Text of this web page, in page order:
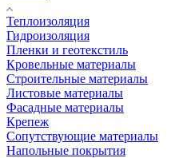
Теплоизоляция
Гидроизоляция
Пленки и геотекстиль
Кровельные материалы
Строительные материалы
Листовые материалы
Фасадные материалы
Крепеж
Сопутствующие материалы
Напольные покрытия